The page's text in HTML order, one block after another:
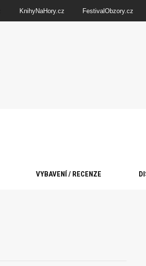
KnihyNaHory.cz FestivalObzory.cz
VYBAVENÍ / RECENZE